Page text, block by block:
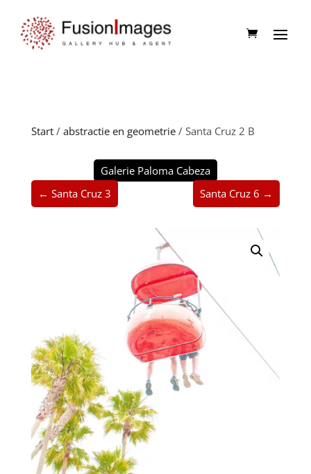
Start/ abstractie en geometrie/ Santa Cruz 2 B
Galerie Paloma Cabeza
← Santa Cruz 3
Santa Cruz 6 →